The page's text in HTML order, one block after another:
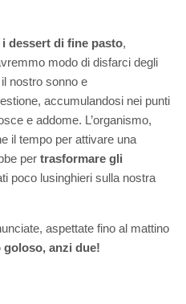
i dessert di fine pasto,
modo di disfarci degli
nostro sonno e
accumulandosi nei punti
e addome. L’organismo,
il tempo per attivare una
per trasformare gli
poco lusinghieri sulla nostra
aspettate fino al mattino
goloso, anzi due!